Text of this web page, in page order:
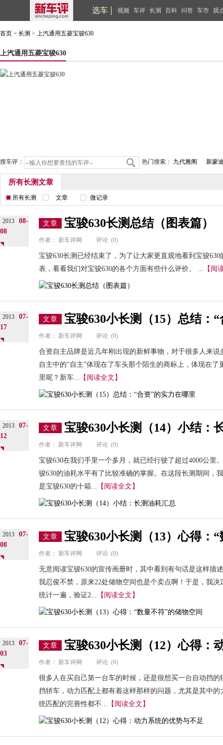
选车 视频 车评 长测 百科 问答 车市 观
首页 > 长测 > 上汽通用五菱宝骏630
上汽通用五菱宝骏630
搜车评： 热门搜索： 九代雅阁 新蒙
所有长测文章
所有长测 文章 微记录
2013
08-
08
文章 宝骏630长测总结（图表篇）
作者： 新车评网 评论 (0)
宝骏630长测已经结束了，为了让大家更直观地看到宝骏
表，看看我们对宝骏630的各个方面有些什么评价。 ... 【阅
2013
07-
17
文章 宝骏630小长测（15）总结：
作者： 新车评网 评论 (0)
合资自主品牌是近几年刚出现的新鲜事物，对于很多人来
自主中的“自主”体现在了车头那个陌生的商标上，体现在
里呢？新车... 【阅读全文】
2013
07-
12
文章 宝骏630小长测（14）小结：
作者： 新车评网 评论 (0)
宝骏630在我们手里一个多月，就已经行驶了超过4000公里
骏630的油耗水平有了比较准确的掌握。在这段长测期间，
是宝骏630的十箱... 【阅读全文】
2013
07-
08
文章 宝骏630小长测（13）心得：
作者： 新车评网 评论 (0)
无意阅读宝骏630的宣传画册时，其中看到有句话是这样描
我忍俊不禁，原来22处储物空间也是个卖点啊！于是，我
统计一遍，验证2... 【阅读全文】
2013
07-
03
文章 宝骏630小长测（12）心得：
作者： 新车评网 评论 (0)
很多人在买自己第一台车的时候，还是很想买一台自动挡
挡轿车，动力匹配上都有着这样那样的问题，尤其是其中
统匹配的完善性都不... 【阅读全文】